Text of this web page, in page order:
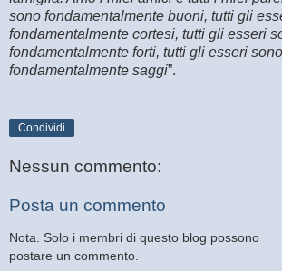
sono fondamentalmente buoni, tutti gli
fondamentalmente cortesi, tutti gli esseri
fondamentalmente forti, tutti gli esseri sono
fondamentalmente saggi”.
Condividi
Nessun commento:
Posta un commento
Nota. Solo i membri di questo blog possono
postare un commento.